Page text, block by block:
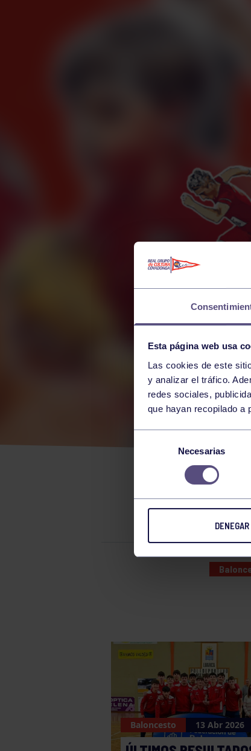
Esta página web usa
Las cookies de este
y analizar el tráfico.
redes sociales,
que hayan recopilado a
consentimiento
Necesarias
DENEGAR
EL
Baloncesto 13 Abr 2026